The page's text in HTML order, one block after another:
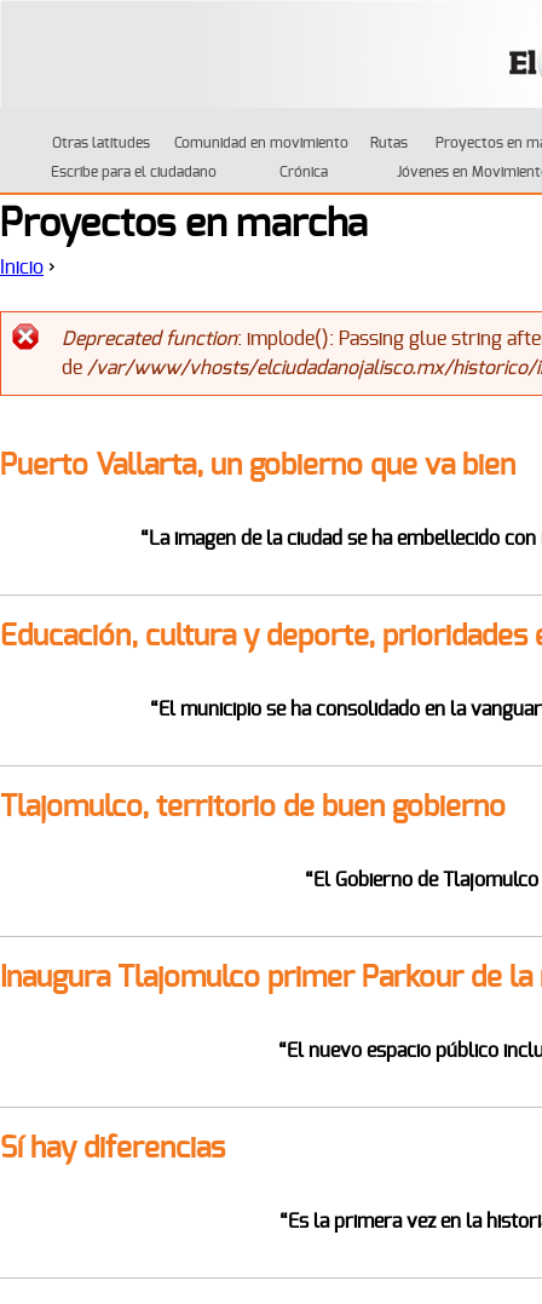
Otras latitudes Comunidad en movimiento Rutas
Proyectos en
Escribe para el ciudadano
Crónica Jóvenes en
Proyectos en marcha
Se encuentra usted aquí
Inicio ›
Mensaje de error
Deprecated function: implode(): Passing glue string
de /var/www/vhosts/elciudadanojalisco.mx/historico/
Puerto Vallarta, un gobierno que va bien
“La imagen de la ciudad se ha embellecido
Educación, cultura y deporte, prioridades
“El municipio se ha consolidado en la
Tlajomulco, territorio de buen gobierno
“El Gobierno de
Inaugura Tlajomulco primer Parkour de
“El nuevo espacio público
Sí hay diferencias
“Es la primera vez en la